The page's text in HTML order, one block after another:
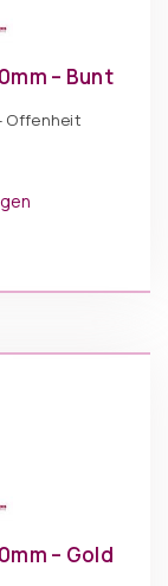
– Bunt
Offenheit
– Gold